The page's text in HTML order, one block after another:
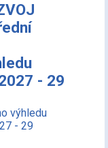
- 29
výhledu
- 29